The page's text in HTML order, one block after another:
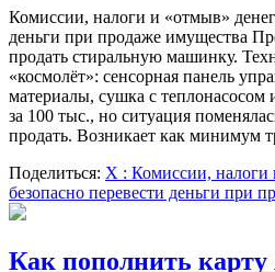
Комиссии, налоги и «отмыв»
деньги при продаже имущества
продать стиральную машинку.
«космолёт»: сенсорная панель
материалы, сушка с
за 100 тыс., но ситуация
продать. Возникает как минимум
Поделиться: X : Комиссии, налоги
безопасно перевести деньги при
Как пополнить